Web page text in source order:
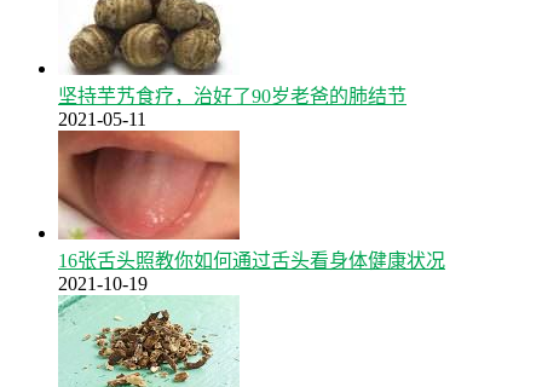
坚持芋艿食疗，治好了90岁老爸的肺结节
2021-05-11
16张舌头照教你如何通过舌头看身体健康状况
2021-10-19